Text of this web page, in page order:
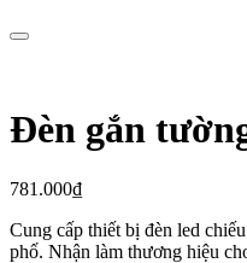
Đèn gắn
781.000₫
Cung cấp thiết bị đèn led
phố. Nhận làm thương hiệu